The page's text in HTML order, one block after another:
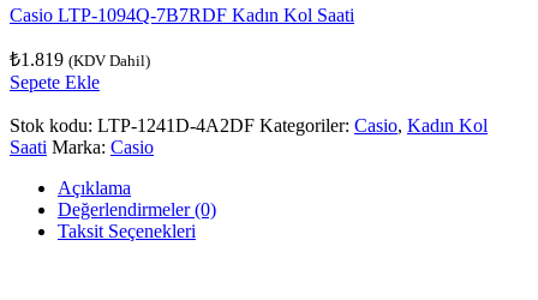
Casio LTP-1094Q-7B7RDF Kadın Kol Saati
₺1.819 (KDV Dahil)
Sepete Ekle
Stok kodu: LTP-1241D-4A2DF Kategoriler: Casio, Kadın Kol
Saati Marka: Casio
Açıklama
Değerlendirmeler (0)
Taksit Seçenekleri